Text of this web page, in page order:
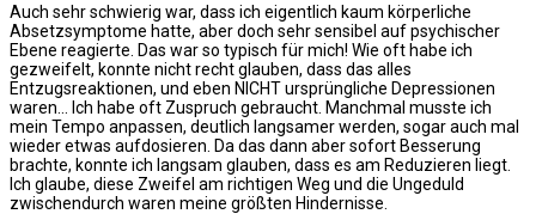
Auch sehr schwierig war, dass ich eigentlich kaum körperliche
Absetzsymptome hatte, aber doch sehr sensibel auf psychischer
Ebene reagierte. Das war so typisch für mich! Wie oft habe ich
gezweifelt, konnte nicht recht glauben, dass das alles
Entzugsreaktionen, und eben NICHT ursprüngliche Depressionen
waren... Ich habe oft Zuspruch gebraucht. Manchmal musste ich
mein Tempo anpassen, deutlich langsamer werden, sogar auch mal
wieder etwas aufdosieren. Da das dann aber sofort Besserung
brachte, konnte ich langsam glauben, dass es am Reduzieren liegt.
Ich glaube, diese Zweifel am richtigen Weg und die Ungeduld
zwischendurch waren meine größten Hindernisse.